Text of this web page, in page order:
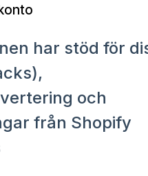
har stöd för
och
från Shopify